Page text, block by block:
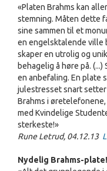
«Platen Brahms kan
stemning. Måten dette
sine sammen til et
en engelsktalende ville
skaper en utrolig og
behagelig å høre på.
en anbefaling. En plate
julestresset snart setter
Brahms i
med Kvindelige
sterkeste!»
Rune Letrud, 04.12.13
Nydelig Brahms-plate!